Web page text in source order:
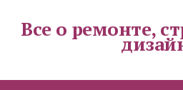
Все о ремонте,